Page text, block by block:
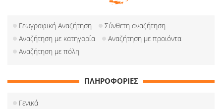
Γεωγραφική Αναζήτηση
Σύνθετη αναζήτηση
Αναζήτηση με κατηγορία
Αναζήτηση με προιόντα
Αναζήτηση με πόλη
ΠΛΗΡΟΦΟΡΙΕΣ
Γενικά